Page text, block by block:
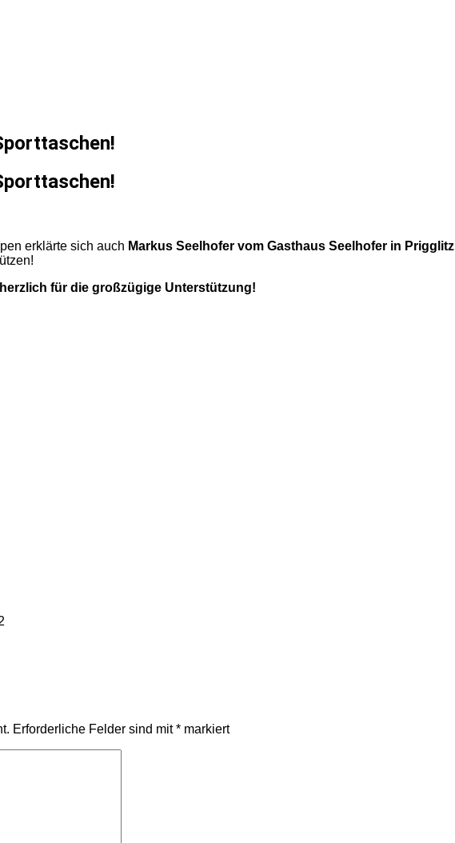
erklärte sich auch Markus Seelhofer vom Gasthaus Seelhofer in Prigglitz
für die großzügige Unterstützung!
Erforderliche Felder sind mit* markiert